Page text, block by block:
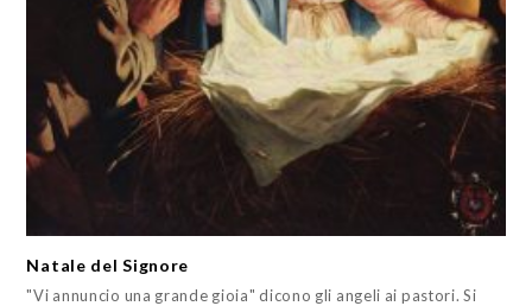
Natale del Signore
"Vi annuncio una grande gioia" dicono gli angeli ai pastori. Si